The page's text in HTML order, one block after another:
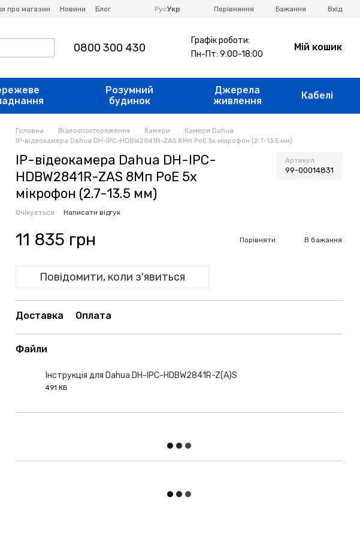
про магазин Новини Блог РусУкр Порівняння Бажання Вхід
0800 300 430
Графік роботи:
Пн-Пт: 9:00-18:00
Мій кошик
Розумний
будинок
Джерела
живлення
Кабелі
Головна Відеоспостереження Камери
Камери Dahua
IP-відеокамера Dahua DH-IPC-HDBW2841R-ZAS 8Мп PoE 5x мікрофон (2.7-13.5 мм)
IP-відеокамера Dahua DH-IPC-
HDBW2841R-ZAS 8Мп PoE 5x
мікрофон (2.7-13.5 мм)
Артикул
99-00014831
Очікується Написати відгук
11 835 грн Порівняти В бажання
Повідомити, коли з'явиться
Доставка Оплата
Файли
Інструкція для Dahua DH-IPC-HDBW2841R-Z(A)S
491 КБ